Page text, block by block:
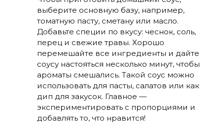
выберите основную базу, например,
томатную пасту, сметану или масло.
Добавьте специи по вкусу: чеснок, соль,
перец и свежие травы. Хорошо
перемешайте все ингредиенты и дайте
соусу настояться несколько минут, чтобы
ароматы смешались. Такой соус можно
использовать для пасты, салатов или как
дип для закусок. Главное —
экспериментировать с пропорциями и
добавлять то, что нравится!